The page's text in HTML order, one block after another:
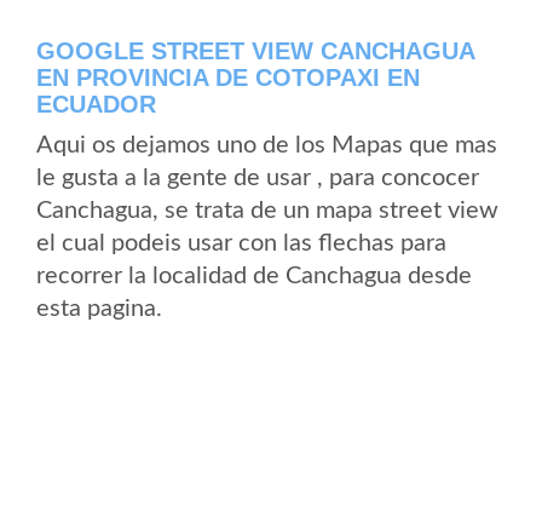
GOOGLE STREET VIEW CANCHAGUA
EN PROVINCIA DE COTOPAXI EN
ECUADOR
Aqui os dejamos uno de los Mapas que mas
le gusta a la gente de usar , para concocer
Canchagua, se trata de un mapa street view
el cual podeis usar con las flechas para
recorrer la localidad de Canchagua desde
esta pagina.